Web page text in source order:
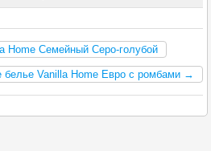
Home Семейный Серо-голубой
белье Vanilla Home Евро с ромбами →